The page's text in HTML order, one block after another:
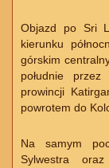
Objazd po Sri
kierunku
górskim
południe
prowincji
powrotem do
Na samym
Sylwestra